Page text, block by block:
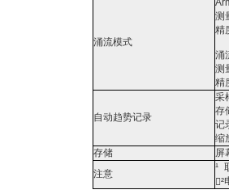
涌流模式
测
精
涌
测
精
自动趋势记录
采
存
记
缩
存储
屏
注意
¹
²